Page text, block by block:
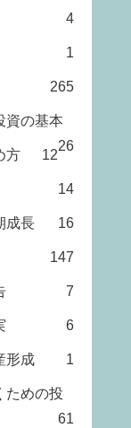
4
1
265
資の基本
26
方 12
14
成長 16
147
7
6
形成 1
ための投
61